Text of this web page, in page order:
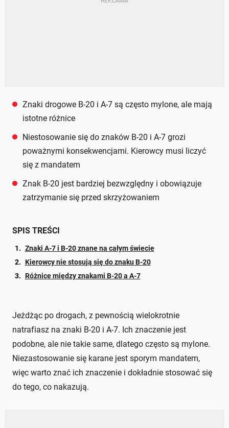
Znaki drogowe B-20 i A-7 są często mylone, ale mają
istotne różnice
Niestosowanie się do znaków B-20 i A-7 grozi
poważnymi konsekwencjami. Kierowcy musi liczyć
się z mandatem
Znak B-20 jest bardziej bezwzględny i obowiązuje
zatrzymanie się przed skrzyżowaniem
SPIS TREŚCI
Znaki A-7 i B-20 znane na całym świecie
Kierowcy nie stosują się do znaku B-20
Różnice między znakami B-20 a A-7
Jeżdżąc po drogach, z pewnością wielokrotnie
natrafiasz na znaki B-20 i A-7. Ich znaczenie jest
podobne, ale nie takie same, dlatego często są mylone.
Niezastosowanie się karane jest sporym mandatem,
więc warto znać ich znaczenie i dokładnie stosować się
do tego, co nakazują.